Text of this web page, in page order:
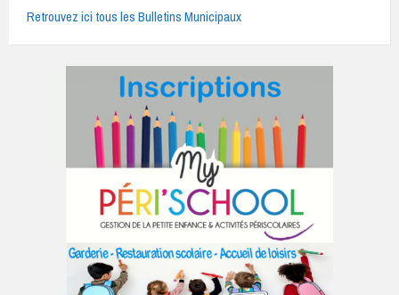
Retrouvez ici tous les Bulletins Municipaux